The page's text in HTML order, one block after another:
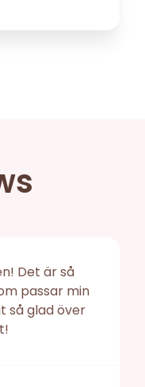
Det är så
passar min
så glad över